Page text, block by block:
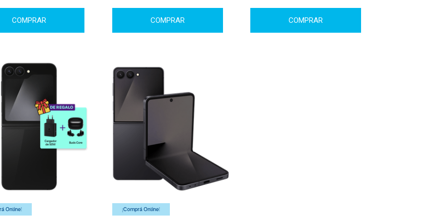
COMPRAR COMPRAR COMPRAR
Online! ¡Comprá Online!